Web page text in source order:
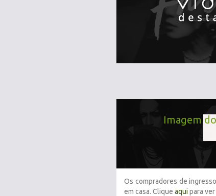
Imagem
Os compradores de
em casa. Clique aqui para